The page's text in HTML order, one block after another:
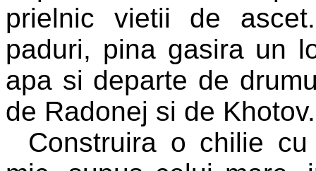
prielnic vietii de
paduri, pina gasira un
apa si departe de
de Radonej si de Khotov.
Construira o chilie